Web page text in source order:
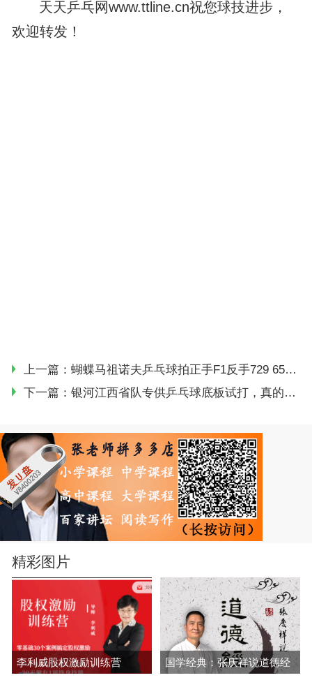
天天乒乓网www.ttline.cn祝您球技进步，
欢迎转发！
上一篇： 蝴蝶马祖诺夫乒乓球拍正手F1反手729 653试打特点感受
下一篇： 银河江西省队专供乒乓球底板试打，真的不错
精彩图片
李利威股权激励训练营 国学经典：张庆祥说道德经